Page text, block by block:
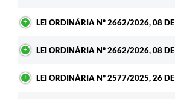
LEI ORDINÁRIA Nº 2662/2026, 08
LEI ORDINÁRIA Nº 2662/2026, 08
LEI ORDINÁRIA Nº 2577/2025, 26